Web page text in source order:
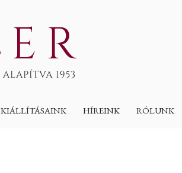
KIÁLLÍTÁSAINK HÍREINK RÓLUNK
Keresés